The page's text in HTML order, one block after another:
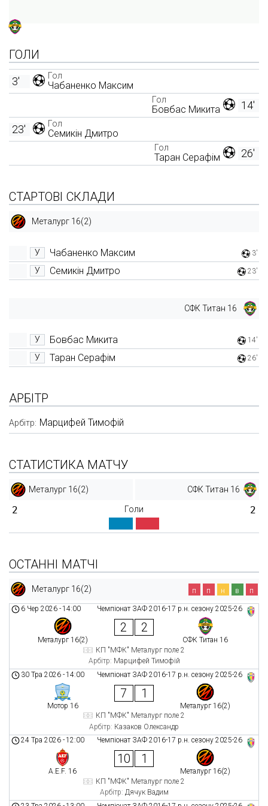
ГОЛИ
Гол
Чабаненко Максим
3'
14'
Гол
Бовбас Микита
Гол
Семикін Дмитро
23'
26'
Гол
Таран Серафім
СТАРТОВІ СКЛАДИ
Металург 16(2)
У Чабаненко Максим 3'
У Семикін Дмитро 23'
СФК Титан 16
У Бовбас Микита 14'
У Таран Серафім 26'
АРБІТР
Арбітр: Марцифей Тимофій
СТАТИСТИКА МАТЧУ
Металург 16(2) СФК Титан 16
2 Голи 2
ОСТАННІ МАТЧІ
Металург 16(2) п п н в п
Чемпіонат ЗАФ 2016-17 р.н. сезону 2025-26
6 Чер 2026 -14:00
Металург 16(2)
2 2
СФК Титан 16
КП "МФК" Металург поле 2
Арбітр: Марцифей Тимофій
Чемпіонат ЗАФ 2016-17 р.н. сезону 2025-26
30 Тра 2026 -14:00
Мотор 16
7 1
Металург 16(2)
КП "МФК" Металург поле 2
Арбітр: Казаков Олександр
Чемпіонат ЗАФ 2016-17 р.н. сезону 2025-26
24 Тра 2026 -12:00
A.E.F. 16
10 1
Металург 16(2)
КП "МФК" Металург поле 2
Арбітр: Дячук Вадим